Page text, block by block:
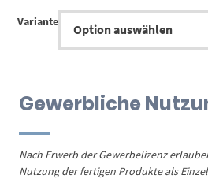
Variante
Gewerbliche
Nach Erwerb der Gewerbelizenz
Nutzung der fertigen Produkte als